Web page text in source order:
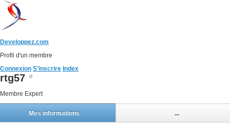
Developpez.com
Profil d'un membre
Connexion S'inscrire Index
rtg57
Membre Expert
Mes informations ...